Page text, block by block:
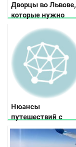
Дворцы во Львове,
которые нужно
Нюансы
путешествий с
домашними
животными